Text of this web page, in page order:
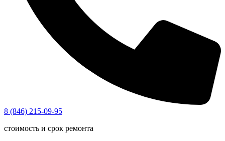
8 (846) 215-09-95
стоимость и срок ремонта